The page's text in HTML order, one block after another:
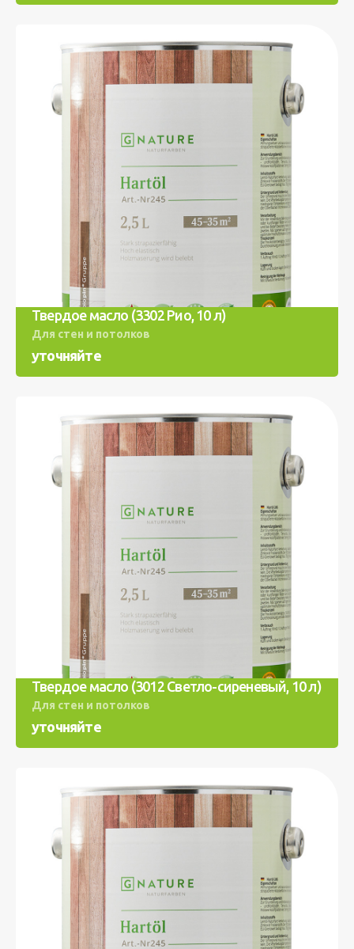
Твердое масло (3302 Рио, 10 л)
Для стен и потолков
уточняйте
Твердое масло (3012 Светло-сиреневый, 10 л)
Для стен и потолков
уточняйте